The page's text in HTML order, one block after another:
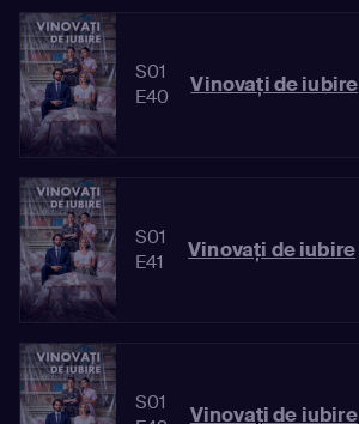
S01
E40
Vinovaţi de iubire
S01
E41
Vinovaţi de iubire
S01
Vinovaţi de iubire